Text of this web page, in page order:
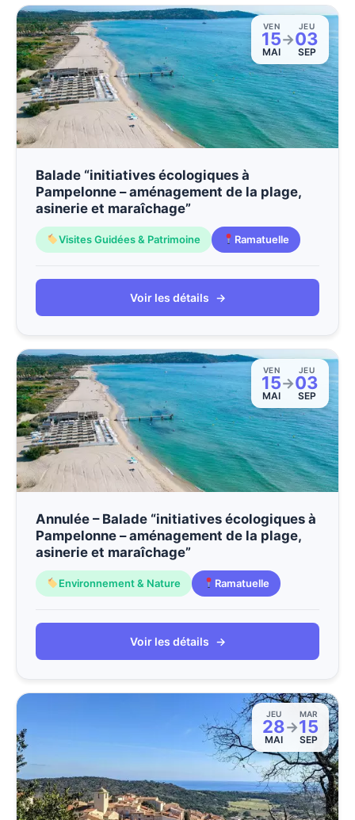
VEN
15
MAI
→
JEU
03
SEP
Balade “initiatives écologiques à
Pampelonne – aménagement de la plage,
asinerie et maraîchage”
Visites Guidées & Patrimoine Ramatuelle
Voir les détails →
VEN
15
MAI
→
JEU
03
SEP
Annulée – Balade “initiatives écologiques à
Pampelonne – aménagement de la plage,
asinerie et maraîchage”
Environnement & Nature Ramatuelle
Voir les détails →
JEU
28
MAI
→
MAR
15
SEP